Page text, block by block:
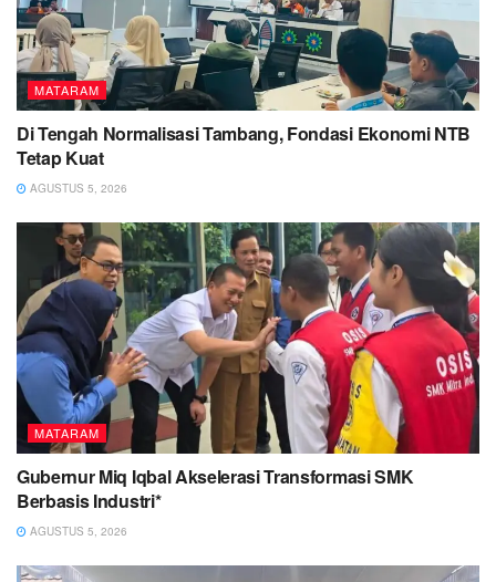
MATARAM
Di Tengah Normalisasi Tambang, Fondasi Ekonomi NTB
Tetap Kuat
AGUSTUS 5, 2026
MATARAM
Gubernur Miq Iqbal Akselerasi Transformasi SMK
Berbasis Industri*
AGUSTUS 5, 2026